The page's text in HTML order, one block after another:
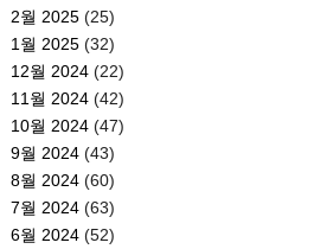
2월 2025(25)
1월 2025(32)
12월 2024(22)
11월 2024(42)
10월 2024(47)
9월 2024(43)
8월 2024(60)
7월 2024(63)
6월 2024(52)